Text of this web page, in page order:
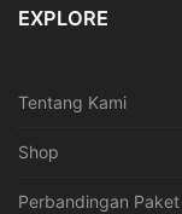
EXPLORE
Tentang Kami
Shop
Perbandingan Paket